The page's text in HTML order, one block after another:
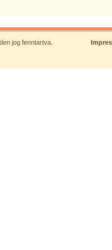
jog fenntartva.